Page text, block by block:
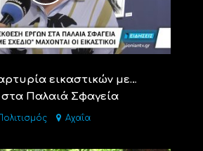
εικαστικών με…
Παλαιά Σφαγεία
Αχαΐα